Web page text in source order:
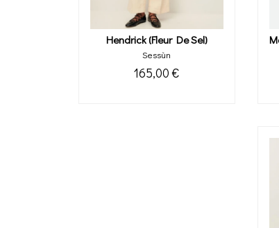
Hendrick (fleur De Sel)
Sessùn
165,00 €